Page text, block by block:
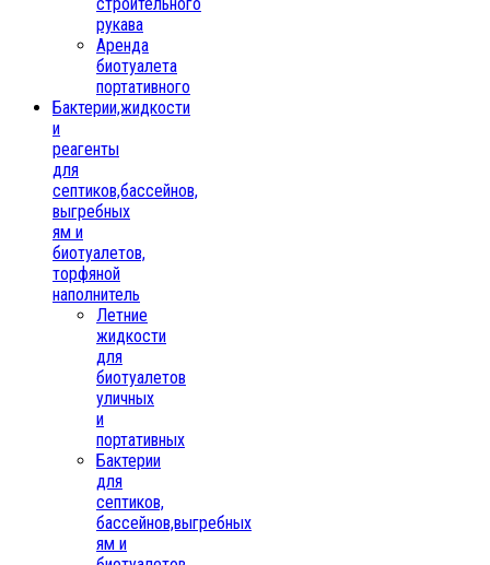
рукава
Аренда
биотуалета
портативного
Бактерии,жидкости
и
реагенты
для
септиков,бассейнов,
выгребных
ям и
биотуалетов,
торфяной
наполнитель
Летние
жидкости
для
биотуалетов
уличных
и
портативных
Бактерии
для
септиков,
бассейнов,выгребных
ям и